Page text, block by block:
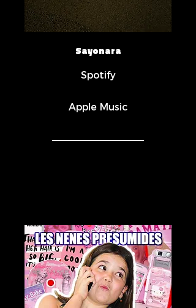
Sayonara
Spotify
Apple Music